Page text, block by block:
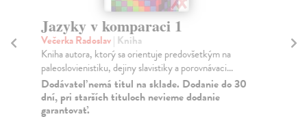
Jazyky v komparaci 1
Večerka Radoslav| Kniha
Kniha autora, ktorý sa orientuje predovšetkým na
paleoslovienistiku, dejiny slavistiky a porovnávaci...
Dodávateľ nemá titul na sklade. Dodanie do 30
dní, pri starších tituloch nevieme dodanie
garantovať.